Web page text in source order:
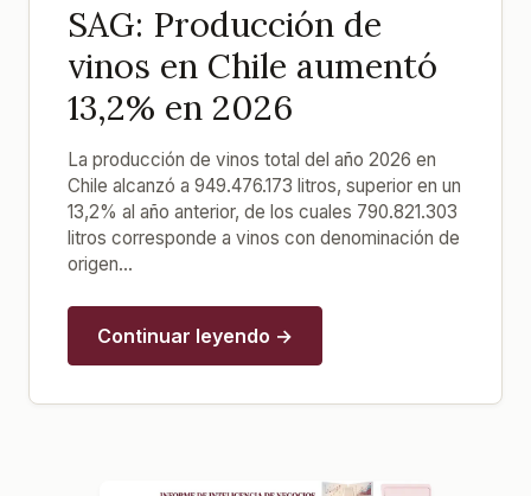
SAG: Producción de
vinos en Chile aumentó
13,2% en 2026
La producción de vinos total del año 2026 en
Chile alcanzó a 949.476.173 litros, superior en un
13,2% al año anterior, de los cuales 790.821.303
litros corresponde a vinos con denominación de
origen...
Continuar leyendo →